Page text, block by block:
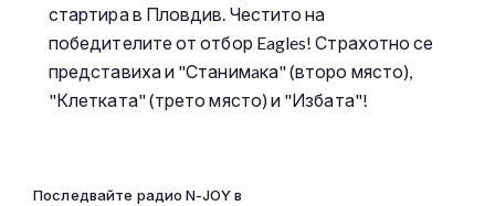
стартира в Пловдив. Честито на
победителите от отбор Eagles! Страхотно се
представиха и "Станимaка" (второ място),
"Клетката" (трето място) и "Избата"!
Последвайте радио N-JOY в